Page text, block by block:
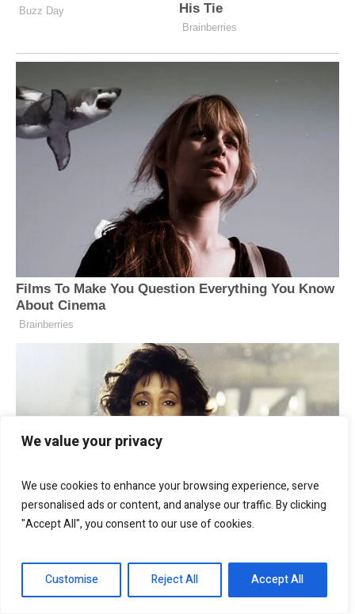
We value your privacy
We use cookies to enhance your browsing experience, serve
personalised ads or content, and analyse our traffic. By clicking
"Accept All", you consent to our use of cookies.
Customise Reject All Accept All